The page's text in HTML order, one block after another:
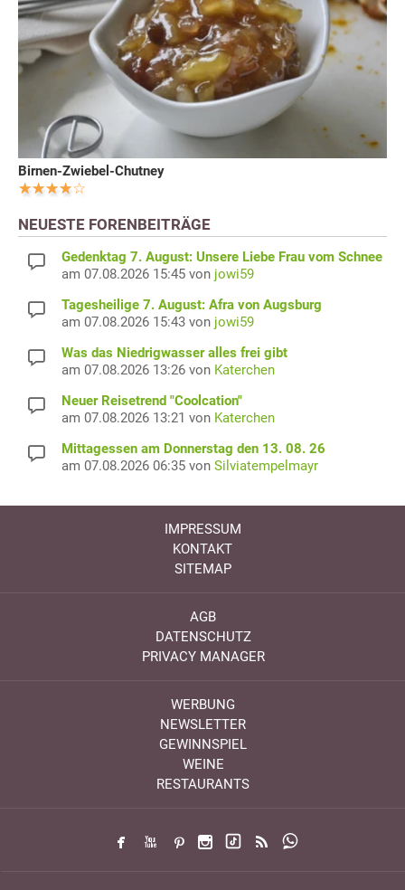
Birnen-Zwiebel-Chutney
NEUESTE FORENBEITRÄGE
Gedenktag 7. August: Unsere Liebe Frau vom Schnee
am 07.08.2026 15:45 von jowi59
Tagesheilige 7. August: Afra von Augsburg
am 07.08.2026 15:43 von jowi59
Was das Niedrigwasser alles frei gibt
am 07.08.2026 13:26 von Katerchen
Neuer Reisetrend "Coolcation"
am 07.08.2026 13:21 von Katerchen
Mittagessen am Donnerstag den 13. 08. 26
am 07.08.2026 06:35 von Silviatempelmayr
IMPRESSUM
KONTAKT
SITEMAP
AGB
DATENSCHUTZ
PRIVACY MANAGER
WERBUNG
NEWSLETTER
GEWINNSPIEL
WEINE
RESTAURANTS